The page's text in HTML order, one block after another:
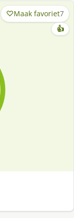
Maak favoriet7
👍